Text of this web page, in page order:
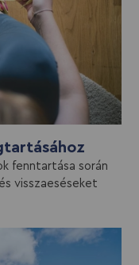
fenntartása során
visszaeséseket